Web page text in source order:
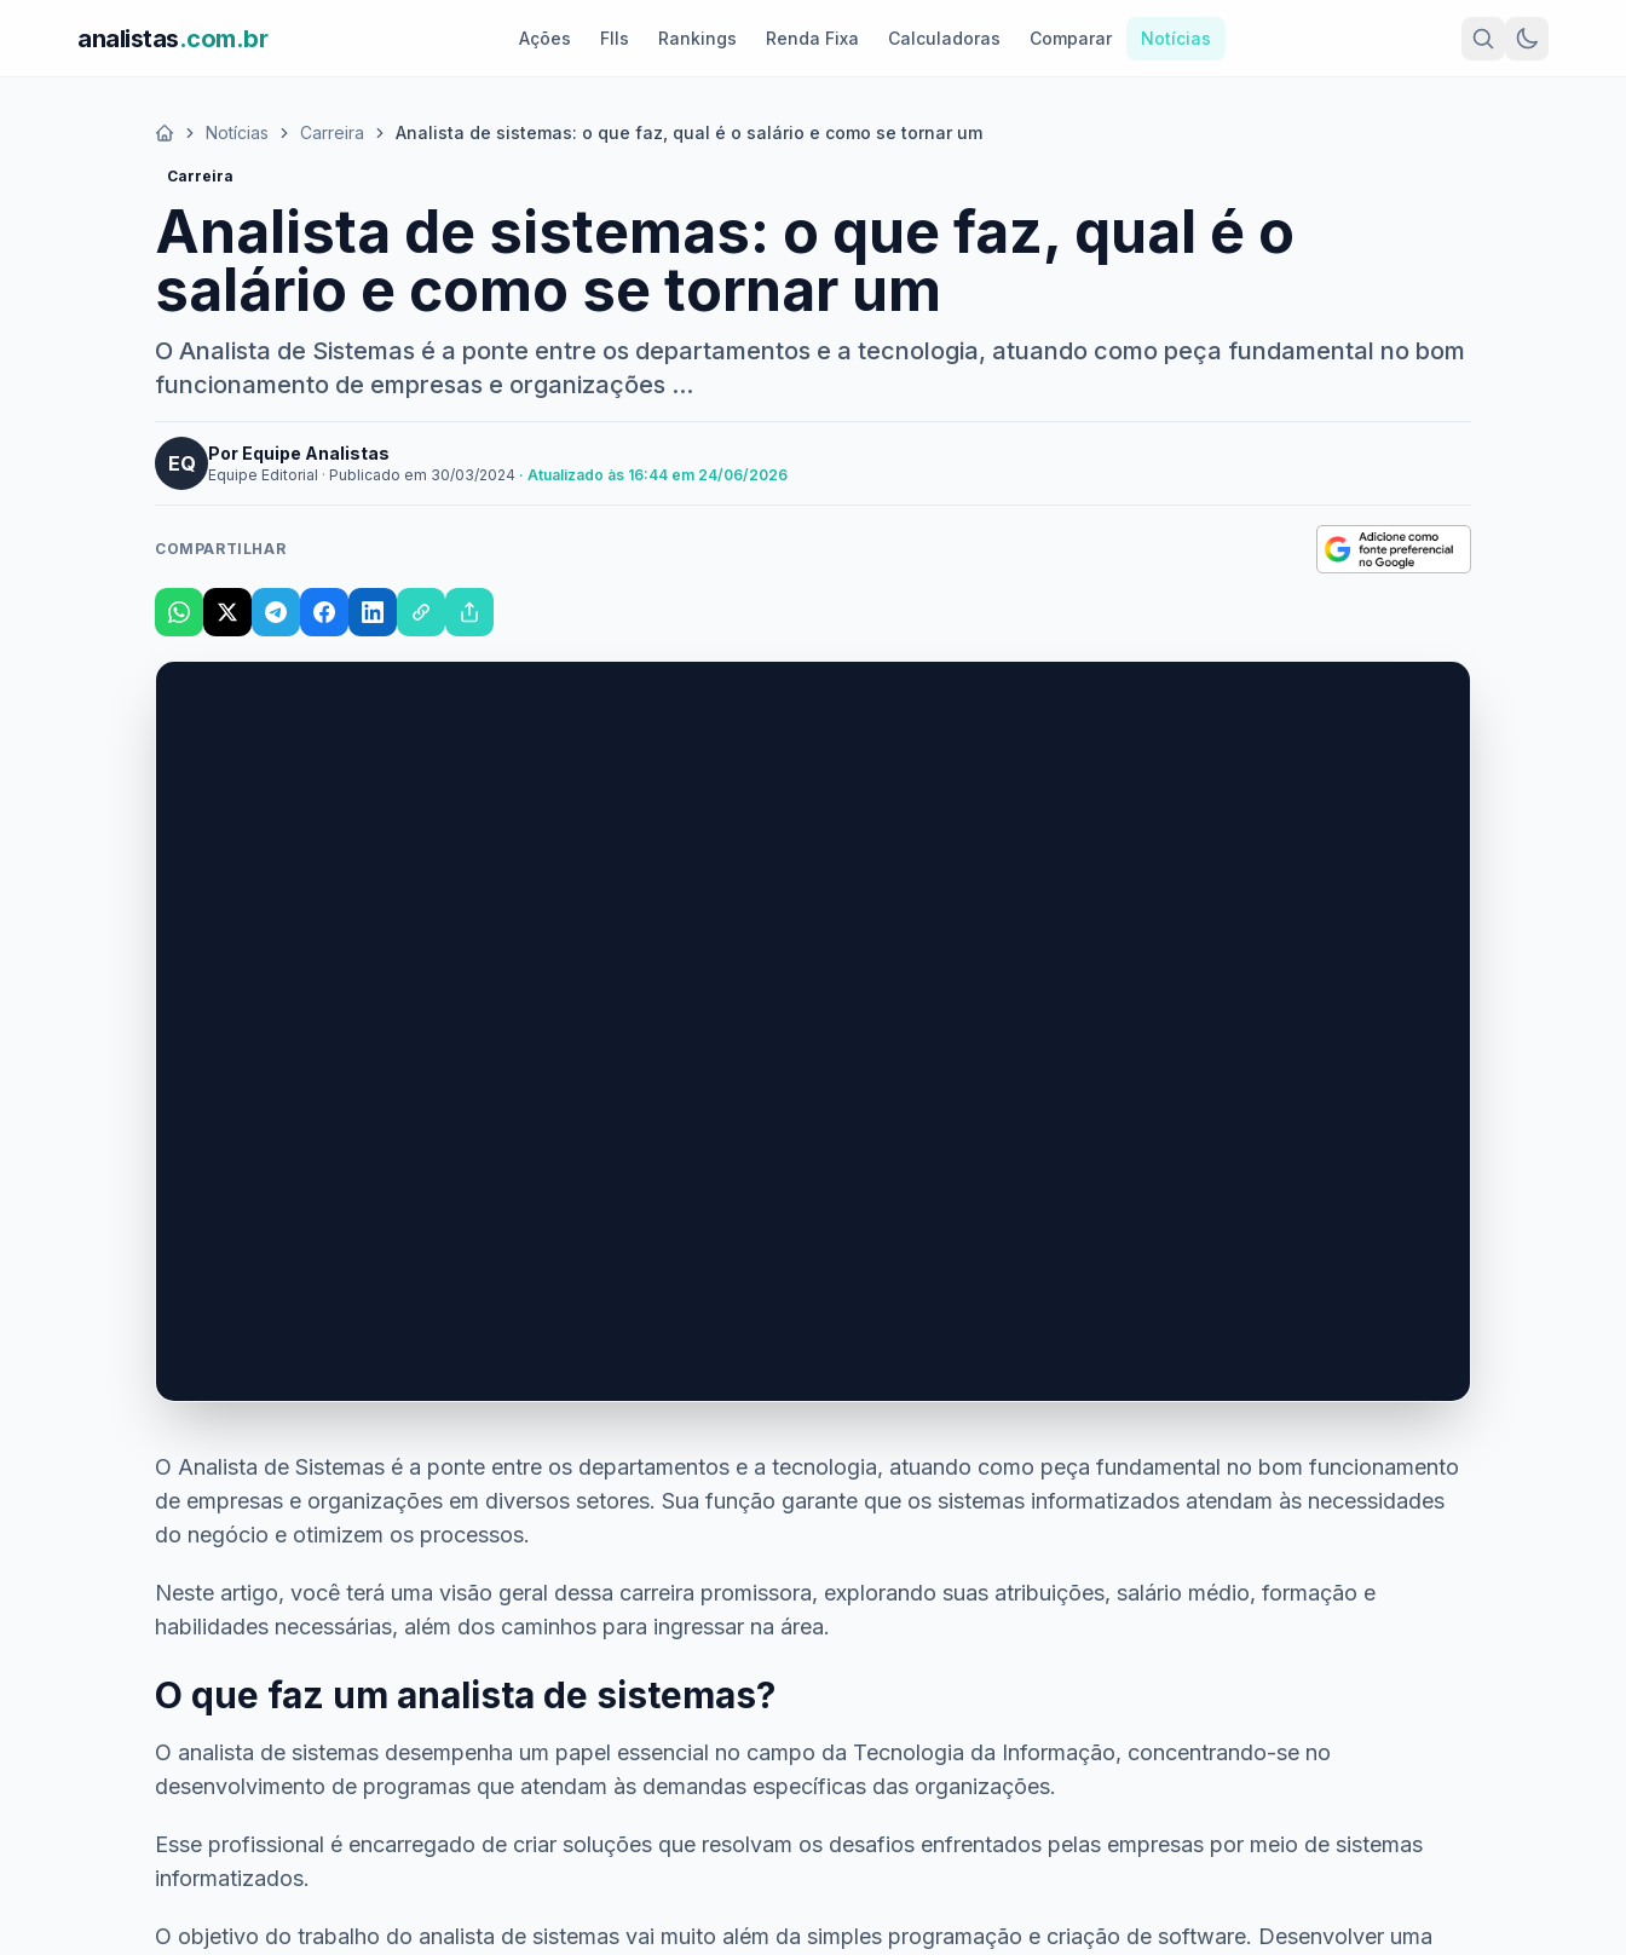
analistas.com.br Ações FIIs Rankings Renda Fixa Calculadoras Comparar Notícias
Início Notícias Carreira Analista de sistemas: o que faz, qual é o salário e como se tornar um
Carreira
Analista de sistemas: o que faz, qual é o
salário e como se tornar um
O Analista de Sistemas é a ponte entre os departamentos e a tecnologia, atuando como peça fundamental no bom
funcionamento de empresas e organizações ...
EQ Por Equipe Analistas
Equipe Editorial · Publicado em 30/03/2024 · Atualizado às 16:44 em 24/06/2026
COMPARTILHAR
O Analista de Sistemas é a ponte entre os departamentos e a tecnologia, atuando como peça fundamental no bom funcionamento
de empresas e organizações em diversos setores. Sua função garante que os sistemas informatizados atendam às necessidades
do negócio e otimizem os processos.
Neste artigo, você terá uma visão geral dessa carreira promissora, explorando suas atribuições, salário médio, formação e
habilidades necessárias, além dos caminhos para ingressar na área.
O que faz um analista de sistemas?
O analista de sistemas desempenha um papel essencial no campo da Tecnologia da Informação, concentrando-se no
desenvolvimento de programas que atendam às demandas específicas das organizações.
Esse profissional é encarregado de criar soluções que resolvam os desafios enfrentados pelas empresas por meio de sistemas
informatizados.
O objetivo do trabalho do analista de sistemas vai muito além da simples programação e criação de software. Desenvolver uma